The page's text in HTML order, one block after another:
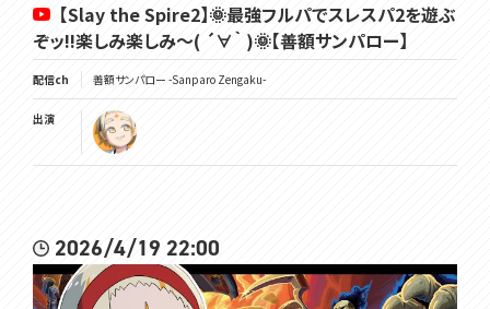
【Slay the Spire2】🌞最強フルパでスレスパ2を遊ぶ
ぞッ!!楽しみ楽しみ～( ´∀｀ )🌞【善額サンパロー】
配信ch 善額サンパロー -Sanparo Zengaku-
出演
2026/4/19 22:00